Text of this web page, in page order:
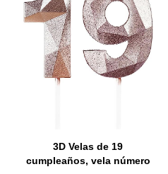
3D Velas de 19
cumpleaños, vela número